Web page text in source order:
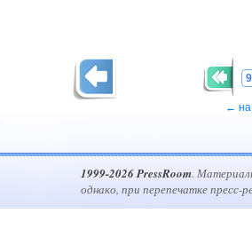
← на
1999-2026 PressRoom.
однако, при перепечатке пресс-